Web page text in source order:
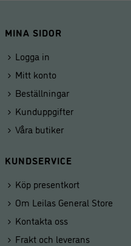
MINA SIDOR
Logga in
Mitt konto
Beställningar
Kunduppgifter
Våra butiker
KUNDSERVICE
Köp presentkort
Om Leilas General Store
Kontakta oss
Frakt och leverans